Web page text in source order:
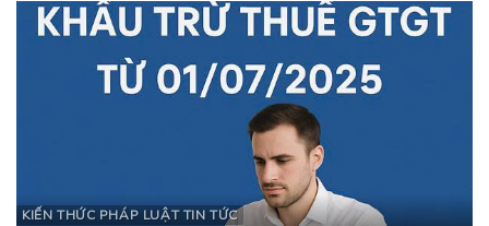
KIẾN THỨC PHÁP LUẬT TIN TỨC